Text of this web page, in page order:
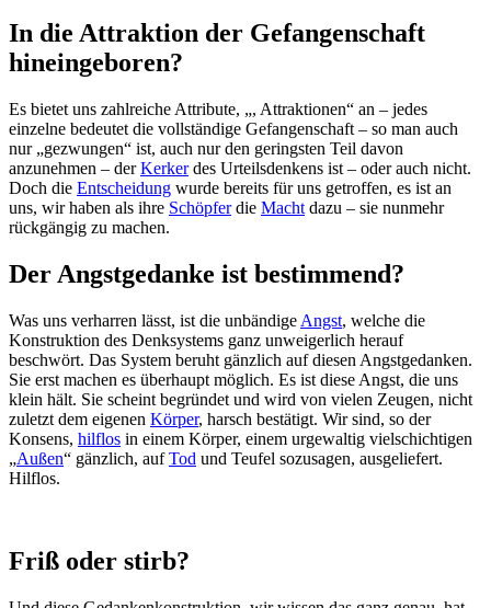
In die Attraktion der Gefangenschaft
hineingeboren?
Es bietet uns zahlreiche Attribute, „, Attraktionen“ an – jedes
einzelne bedeutet die vollständige Gefangenschaft – so man auch
nur „gezwungen“ ist, auch nur den geringsten Teil davon
anzunehmen – derKerkerdes Urteilsdenkens ist – oder auch nicht.
Doch die Entscheidung wurde bereits für uns getroffen, es ist an
uns, wir haben als ihre Schöpferdie Macht dazu – sie nunmehr
rückgängig zu machen.
Der Angstgedanke ist bestimmend?
Was uns verharren lässt, ist die unbändige Angst, welche die
Konstruktion des Denksystems ganz unweigerlich herauf
beschwört. Das System beruht gänzlich auf diesen Angstgedanken.
Sie erst machen es überhaupt möglich. Es ist diese Angst, die uns
klein hält. Sie scheint begründet und wird von vielen Zeugen, nicht
zuletzt dem eigenen Körper, harsch bestätigt. Wir sind, so der
Konsens, hilflos in einem Körper, einem urgewaltig vielschichtigen
„Außen“ gänzlich, aufTod und Teufel sozusagen, ausgeliefert.
Hilflos.
Friß oder stirb?